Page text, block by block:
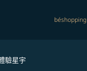
béshopping
驗星宇